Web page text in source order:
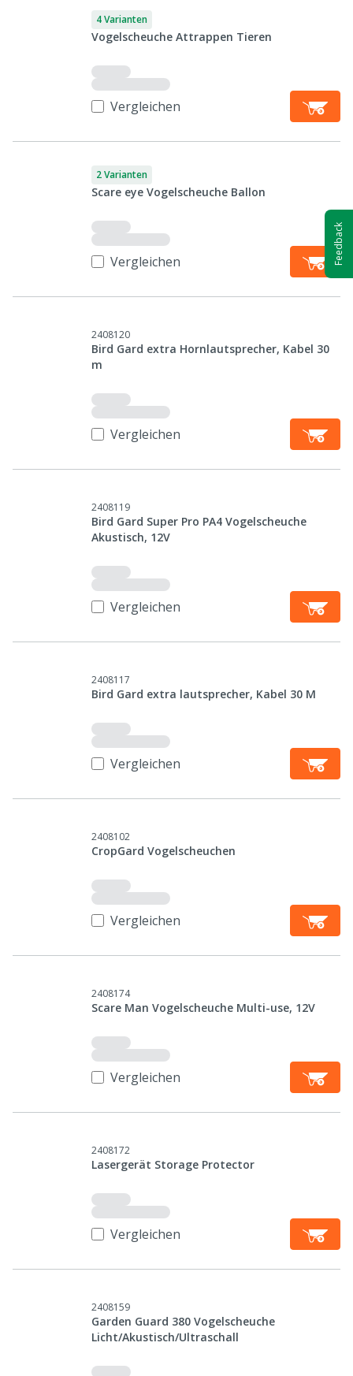
4 Varianten
Vogelscheuche Attrappen Tieren
Vergleichen
2 Varianten
Scare eye Vogelscheuche Ballon
Vergleichen
2408120
Bird Gard extra Hornlautsprecher, Kabel 30
m
Vergleichen
2408119
Bird Gard Super Pro PA4 Vogelscheuche
Akustisch, 12V
Vergleichen
2408117
Bird Gard extra lautsprecher, Kabel 30 M
Vergleichen
2408102
CropGard Vogelscheuchen
Vergleichen
2408174
Scare Man Vogelscheuche Multi-use, 12V
Vergleichen
2408172
Lasergerät Storage Protector
Vergleichen
2408159
Garden Guard 380 Vogelscheuche
Licht/Akustisch/Ultraschall
Feedback